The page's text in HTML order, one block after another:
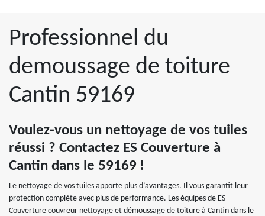
Professionnel du
demoussage de toiture
Cantin 59169
Voulez-vous un nettoyage de vos tuiles
réussi ? Contactez ES Couverture à
Cantin dans le 59169 !
Le nettoyage de vos tuiles apporte plus d’avantages. Il vous garantit leur
protection complète avec plus de performance. Les équipes de ES
Couverture couvreur nettoyage et démoussage de toiture à Cantin dans le